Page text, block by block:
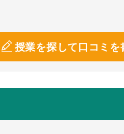
授業を探して口コミを